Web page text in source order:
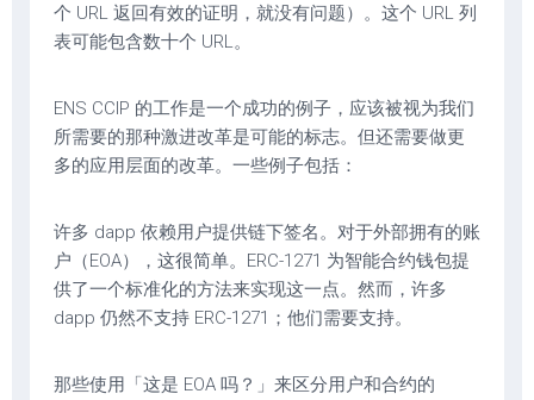
个 URL 返回有效的证明，就没有问题）。这个 URL 列
表可能包含数十个 URL。
ENS CCIP 的工作是一个成功的例子，应该被视为我们
所需要的那种激进改革是可能的标志。但还需要做更
多的应用层面的改革。一些例子包括：
许多 dapp 依赖用户提供链下签名。对于外部拥有的账
户（EOA），这很简单。ERC-1271 为智能合约钱包提
供了一个标准化的方法来实现这一点。然而，许多
dapp 仍然不支持 ERC-1271；他们需要支持。
那些使用「这是 EOA 吗？」来区分用户和合约的